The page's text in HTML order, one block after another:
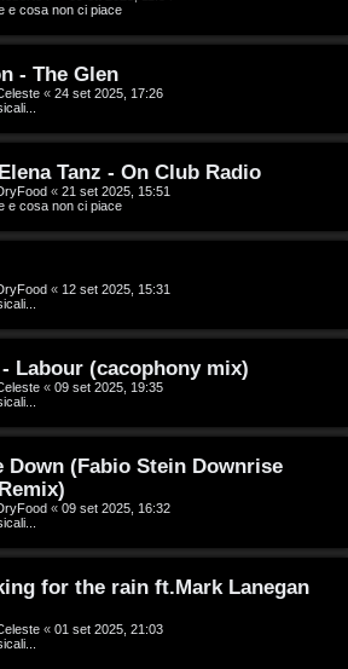
e cosa non ci piace
- The Glen
« 24 set 2025, 17:26
Tanz - On Club Radio
« 21 set 2025, 15:51
e cosa non ci piace
« 12 set 2025, 15:31
Labour (cacophony mix)
« 09 set 2025, 19:35
Down (Fabio Stein Downrise
« 09 set 2025, 16:32
for the rain ft.Mark Lanegan
« 01 set 2025, 21:03